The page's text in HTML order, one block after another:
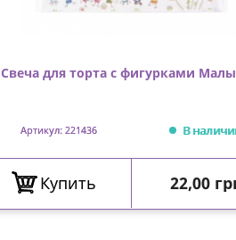
Свеча для торта с фигурками
Артикул: 221436 В
Купить Цена
22,00